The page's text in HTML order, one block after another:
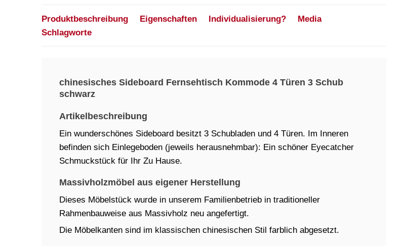
Produktbeschreibung Eigenschaften Individualisierung?
Media
Schlagworte
chinesisches Sideboard Fernsehtisch Kommode 4 Türen 3 Schub
schwarz
Artikelbeschreibung
Ein wunderschönes Sideboard besitzt 3 Schubladen und 4 Türen. Im Inneren
befinden sich Einlegeboden (jeweils herausnehmbar): Ein schöner Eyecatcher
Schmuckstück für Ihr Zu Hause.
Massivholzmöbel aus eigener Herstellung
Dieses Möbelstück wurde in unserem Familienbetrieb in traditioneller
Rahmenbauweise aus Massivholz neu angefertigt.
Die Möbelkanten sind im klassischen chinesischen Stil farblich abgesetzt.